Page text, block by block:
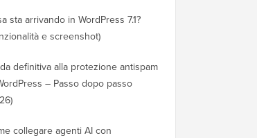
sta arrivando in WordPress 7.1?
e screenshot)
definitiva alla protezione antispam
– Passo dopo passo
collegare agenti AI con